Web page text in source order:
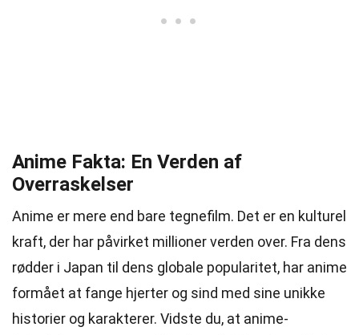
Anime Fakta: En Verden af
Overraskelser
Anime er mere end bare tegnefilm. Det er en kulturel
kraft, der har påvirket millioner verden over. Fra dens
rødder i Japan til dens globale popularitet, har anime
formået at fange hjerter og sind med sine unikke
historier og karakterer. Vidste du, at anime-